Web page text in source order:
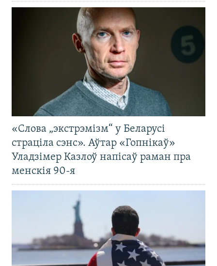
«Слова „экстрэмізм“ у Беларусі
страціла сэнс». Аўтар «Гопнікаў»
Уладзімер Казлоў напісаў раман пра
менскія 90-я